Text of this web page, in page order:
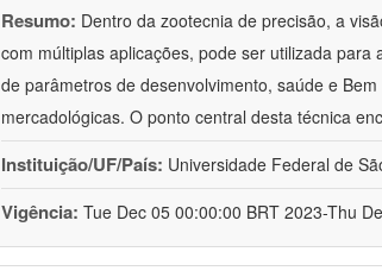
Resumo: Dentro da zootecnia de precisão, a
com múltiplas aplicações, pode ser utilizada
de parâmetros de desenvolvimento, saúde e
mercadológicas. O ponto central desta técnica
Instituição/UF/País: Universidade Federal de
Vigência: Tue Dec 05 00:00:00 BRT 2023-Thu